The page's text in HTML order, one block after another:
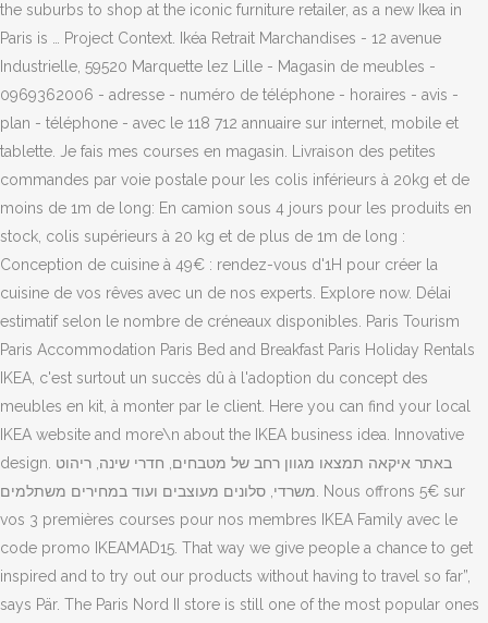
the suburbs to shop at the iconic furniture retailer, as a new Ikea in
Paris is … Project Context. Ikéa Retrait Marchandises - 12 avenue
Industrielle, 59520 Marquette lez Lille - Magasin de meubles -
0969362006 - adresse - numéro de téléphone - horaires - avis -
plan - téléphone - avec le 118 712 annuaire sur internet, mobile et
tablette. Je fais mes courses en magasin. Livraison des petites
commandes par voie postale pour les colis inférieurs à 20kg et de
moins de 1m de long: En camion sous 4 jours pour les produits en
stock, colis supérieurs à 20 kg et de plus de 1m de long :
Conception de cuisine à 49€ : rendez-vous d'1H pour créer la
cuisine de vos rêves avec un de nos experts. Explore now. Délai
estimatif selon le nombre de créneaux disponibles. Paris Tourism
Paris Accommodation Paris Bed and Breakfast Paris Holiday Rentals
IKEA, c'est surtout un succès dû à l'adoption du concept des
meubles en kit, à monter par le client. Here you can find your local
IKEA website and more\n about the IKEA business idea. Innovative
design. באתר איקאה תמצאו מגוון רחב של מטבחים, חדרי שינה, ריהוט
משרדי, סלונים מעוצבים ועוד במחירים משתלמים. Nous offrons 5€ sur
vos 3 premières courses pour nos membres IKEA Family avec le
code promo IKEAMAD15. That way we give people a chance to get
inspired and to try out our products without having to travel so far”,
says Pär. The Paris Nord II store is still one of the most popular ones